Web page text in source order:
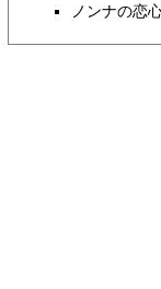
ノンナの恋